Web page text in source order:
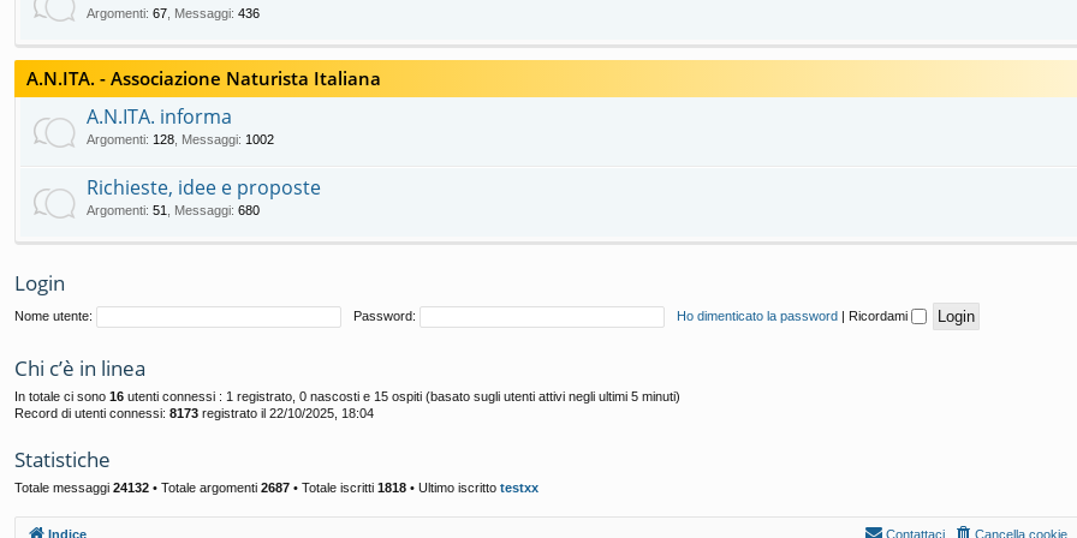
Argomenti: 67, Messaggi: 436
A.N.ITA. - Associazione Naturista Italiana
A.N.ITA. informa
Argomenti: 128, Messaggi: 1002
Richieste, idee e proposte
Argomenti: 51, Messaggi: 680
Login
Nome utente: Password: Ho dimenticato la password | Ricordami
Chi c’è in linea
In totale ci sono 16 utenti connessi : 1 registrato, 0 nascosti e 15 ospiti (basato sugli utenti attivi negli ultimi 5 minuti)
Record di utenti connessi: 8173 registrato il 22/10/2025, 18:04
Statistiche
Totale messaggi 24132 • Totale argomenti 2687 • Totale iscritti 1818 • Ultimo iscritto testxx
Indice Cancella cookie
Contattaci